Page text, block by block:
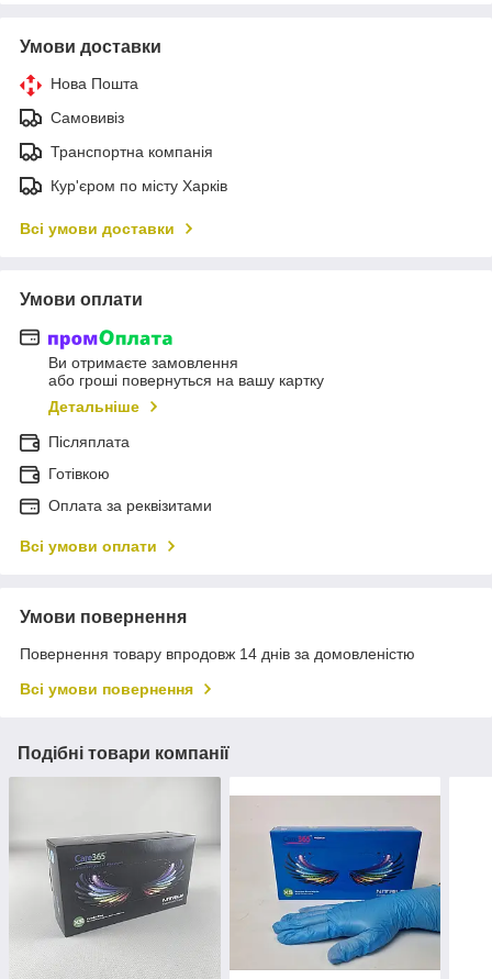
Умови доставки
Нова Пошта
Самовивіз
Транспортна компанія
Кур'єром по місту Харків
Всі умови доставки
Умови оплати
Ви отримаєте замовлення
або гроші повернуться на вашу картку
Детальніше
Післяплата
Готівкою
Оплата за реквізитами
Всі умови оплати
Умови повернення
Повернення товару впродовж 14 днів за домовленістю
Всі умови повернення
Подібні товари компанії